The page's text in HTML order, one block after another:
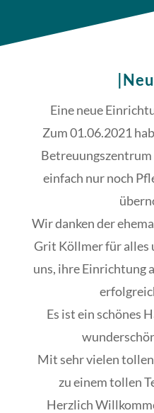
Eine neue
Zum 01.06.2021
einfach nur noch
Wir danken der
Grit Köllmer für alles
uns, ihre Einrichtung
Es ist ein schönes
Mit sehr vielen
zu einem tollen
Herzlich